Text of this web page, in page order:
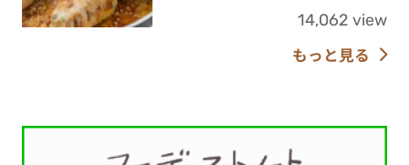
14,062 view
もっと見る